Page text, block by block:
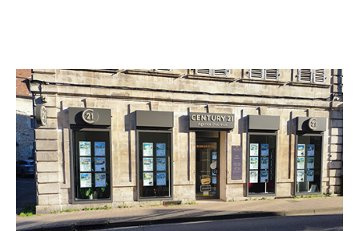
CENTURY 21 Agence Ducreux
12 rue du Maréchal Leclerc
COSNE COURS SUR LOIRE - 58200
Envoyer un message